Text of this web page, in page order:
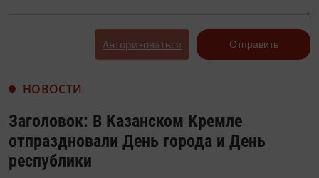
Авторизоваться Отправить
НОВОСТИ
Заголовок: В Казанском Кремле
отпраздновали День города и День
республики